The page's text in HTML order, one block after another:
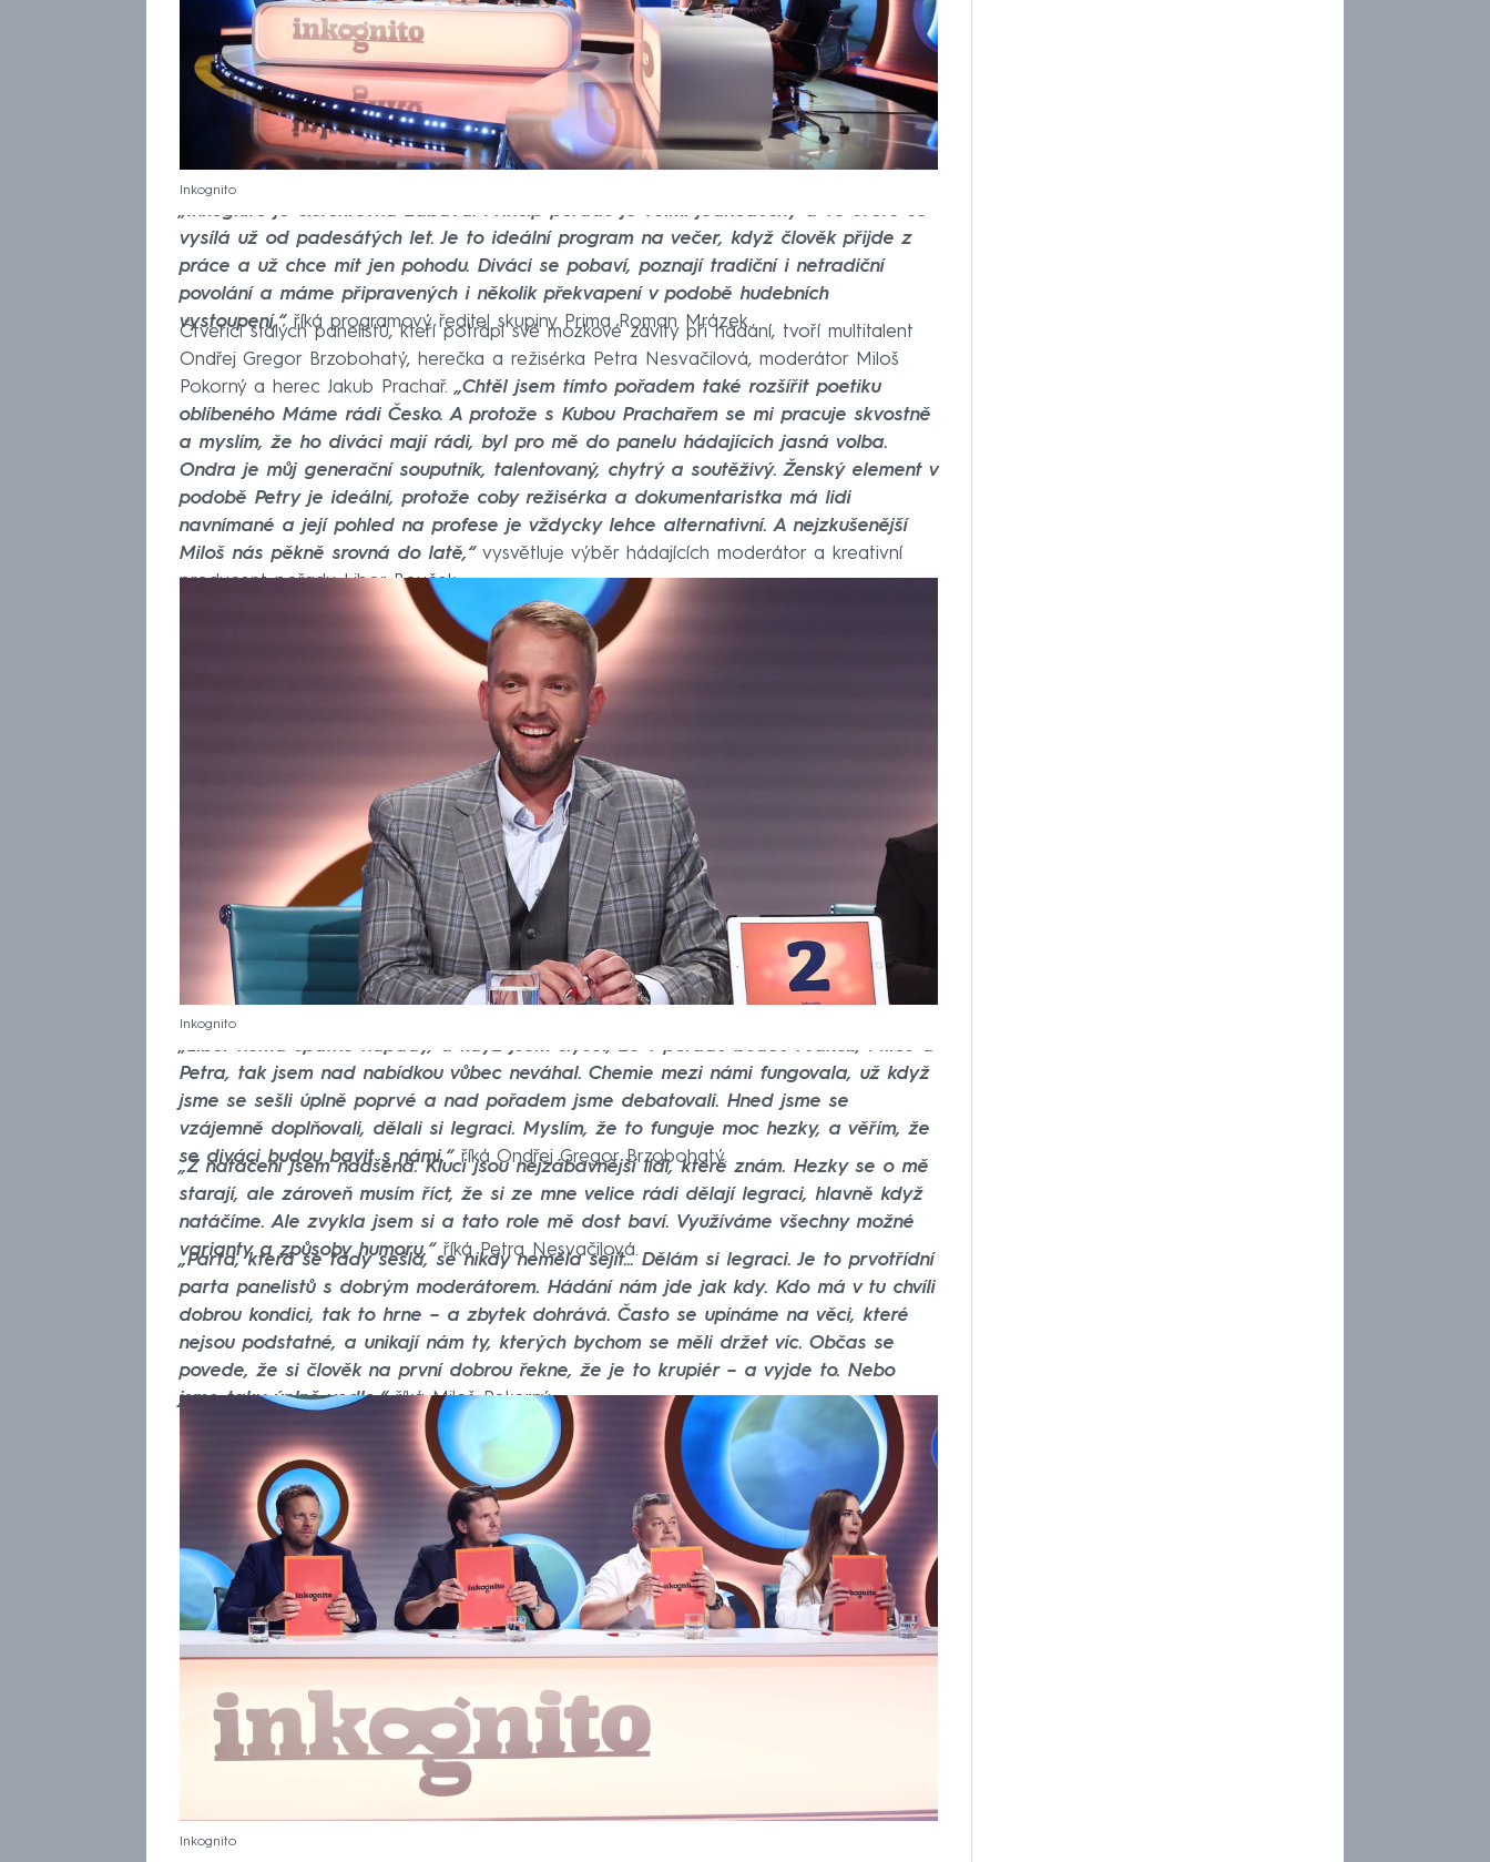
Inkognito
„Inkognito je čistokrevná zábava. Princip pořadu je velmi jednoduchý a ve světě se
vysílá už od padesátých let. Je to ideální program na večer, když člověk přijde z
práce a už chce mít jen pohodu. Diváci se pobaví, poznají tradiční i netradiční
povolání a máme připravených i několik překvapení v podobě hudebních
vystoupení,“říká programový ředitel skupiny Prima Roman Mrázek.
Čtveřici stálých panelistů, kteří potrápí své mozkové závity při hádání, tvoří multitalent
Ondřej Gregor Brzobohatý, herečka a režisérka Petra Nesvačilová, moderátor Miloš
Pokorný a herec Jakub Prachař.„Chtěl jsem tímto pořadem také rozšířit poetiku
oblíbeného Máme rádi Česko. A protože s Kubou Prachařem se mi pracuje skvostně
a myslím, že ho diváci mají rádi, byl pro mě do panelu hádajících jasná volba.
Ondra je můj generační souputník, talentovaný, chytrý a soutěživý. Ženský element v
podobě Petry je ideální, protože coby režisérka a dokumentaristka má lidi
navnímané a její pohled na profese je vždycky lehce alternativní. A nejzkušenější
Miloš nás pěkně srovná do latě,“vysvětluje výběr hádajících moderátor a kreativní
producent pořadu Libor Bouček.
Inkognito
„Libor nemá špatné nápady, a když jsem slyšel, že v pořadu budou i Jakub, Miloš a
Petra, tak jsem nad nabídkou vůbec neváhal. Chemie mezi námi fungovala, už když
jsme se sešli úplně poprvé a nad pořadem jsme debatovali. Hned jsme se
vzájemně doplňovali, dělali si legraci. Myslím, že to funguje moc hezky, a věřím, že
se diváci budou bavit s námi,“říká Ondřej Gregor Brzobohatý.
„Z natáčení jsem nadšená. Kluci jsou nejzábavnější lidi, které znám. Hezky se o mě
starají, ale zároveň musím říct, že si ze mne velice rádi dělají legraci, hlavně když
natáčíme. Ale zvykla jsem si a tato role mě dost baví. Využíváme všechny možné
varianty a způsoby humoru,“říká Petra Nesvačilová.
„Parta, která se tady sešla, se nikdy neměla sejít... Dělám si legraci. Je to prvotřídní
parta panelistů s dobrým moderátorem. Hádání nám jde jak kdy. Kdo má v tu chvíli
dobrou kondici, tak to hrne – a zbytek dohrává. Často se upínáme na věci, které
nejsou podstatné, a unikají nám ty, kterých bychom se měli držet víc. Občas se
povede, že si člověk na první dobrou řekne, že je to krupiér – a vyjde to. Nebo
jsme taky úplně vedle,“říká Miloš Pokorný.
Inkognito